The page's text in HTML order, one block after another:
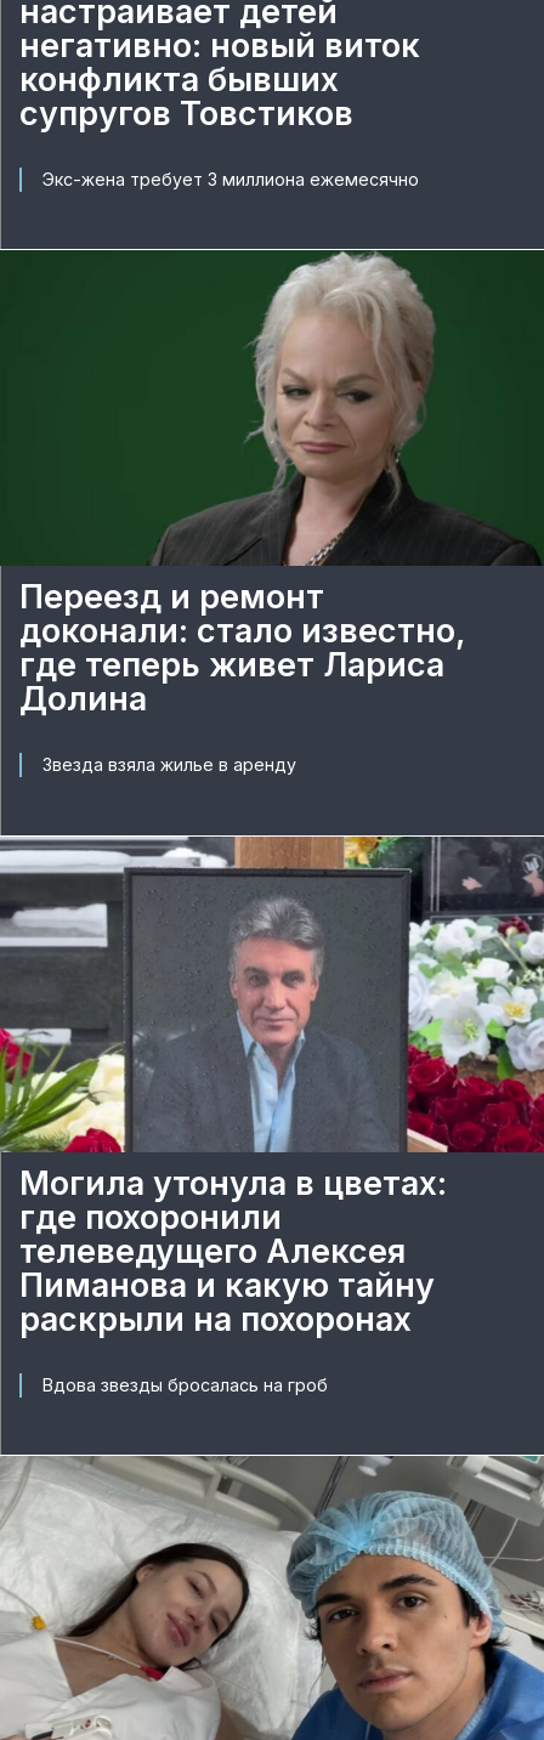
настраивает детей
негативно: новый виток
конфликта бывших
супругов Товстиков
Экс-жена требует 3 миллиона ежемесячно
Переезд и ремонт
доконали: стало известно,
где теперь живет Лариса
Долина
Звезда взяла жилье в аренду
Могила утонула в цветах:
где похоронили
телеведущего Алексея
Пиманова и какую тайну
раскрыли на похоронах
Вдова звезды бросалась на гроб